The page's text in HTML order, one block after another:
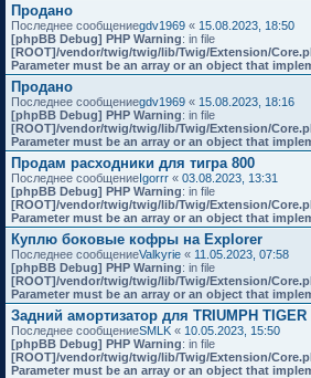
Продано
Последнее сообщениеgdv1969 « 15.08.2023, 18:50
[phpBB Debug] PHP Warning: in file
[ROOT]/vendor/twig/twig/lib/Twig/Extension/
Parameter must be an array or an object that
Продано
Последнее сообщениеgdv1969 « 15.08.2023, 18:16
[phpBB Debug] PHP Warning: in file
[ROOT]/vendor/twig/twig/lib/Twig/Extension/
Parameter must be an array or an object that
Продам расходники для тигра 800
Последнее сообщениеIgorrr « 03.08.2023, 13:31
[phpBB Debug] PHP Warning: in file
[ROOT]/vendor/twig/twig/lib/Twig/Extension/
Parameter must be an array or an object that
Куплю боковые кофры на Explorer
Последнее сообщениеValkyrie « 11.05.2023, 07:58
[phpBB Debug] PHP Warning: in file
[ROOT]/vendor/twig/twig/lib/Twig/Extension/
Parameter must be an array or an object that
Задний амортизатор для TRIUMPH TIGER
Последнее сообщениеSMLK « 10.05.2023, 15:50
[phpBB Debug] PHP Warning: in file
[ROOT]/vendor/twig/twig/lib/Twig/Extension/
Parameter must be an array or an object that